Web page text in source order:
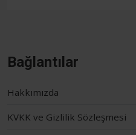
Bağlantılar
Hakkımızda
KVKK ve Gizlilik Sözleşmesi